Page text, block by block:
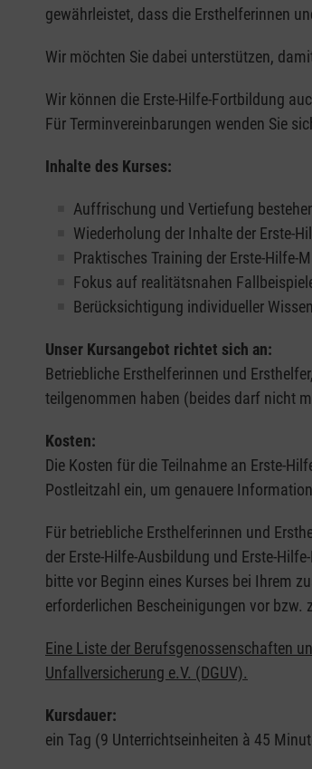
gewährleistet, dass die Ersthelferinnen
Wir möchten Sie dabei unterstützen,
Wir können die Erste-Hilfe-Fortbildung
Für Terminvereinbarungen wenden Sie
Inhalte des Kurses:
Auffrischung und Vertiefung
Wiederholung der Inhalte der Erste-
Praktisches Training der Erste-Hilfe-
Fokus auf realitätsnahen
Berücksichtigung individueller
Unser Kursangebot richtet sich an:
Betriebliche Ersthelferinnen und
teilgenommen haben (beides darf nicht
Kosten:
Die Kosten für die Teilnahme an Erste-
Postleitzahl ein, um genauere
Für betriebliche Ersthelferinnen und
der Erste-Hilfe-Ausbildung und Erste-
bitte vor Beginn eines Kurses bei Ihrem
erforderlichen Bescheinigungen vor bzw.
Eine Liste der Berufsgenossenschaften
Unfallversicherung e.V. (DGUV).
Kursdauer:
ein Tag (9 Unterrichtseinheiten à 45